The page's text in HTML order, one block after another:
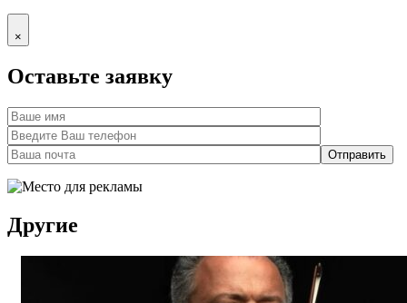
×
Оставьте заявку
Другие